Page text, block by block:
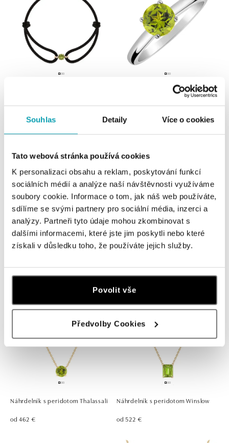
Souhlas Detaily Více o cookies
Tato webová stránka používá cookies
K personalizaci obsahu a reklam, poskytování funkcí
sociálních médií a analýze naší návštěvnosti využíváme
soubory cookie. Informace o tom, jak náš web používáte,
sdílíme se svými partnery pro sociální média, inzerci a
analýzy. Partneři tyto údaje mohou zkombinovat s
dalšími informacemi, které jste jim poskytli nebo které
získali v důsledku toho, že používáte jejich služby.
Povolit vše
Předvolby Cookies
Prsteň s peridotom Bonbon
Náramok s peridotom Magic Wish Prsteň s peridotom Bonbon
Náhrdelník s peridotom Thalassali
od 462 €
Náhrdelník s peridotom Winslow
od 522 €